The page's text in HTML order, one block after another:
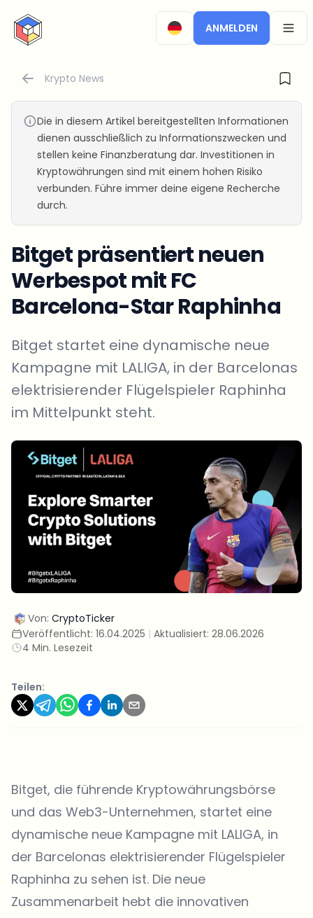
CryptoTicker
ANMELDEN
Krypto News
Die in diesem Artikel bereitgestellten Informationen
dienen ausschließlich zu Informationszwecken und
stellen keine Finanzberatung dar. Investitionen in
Kryptowährungen sind mit einem hohen Risiko
verbunden. Führe immer deine eigene Recherche
durch.
Bitget präsentiert neuen
Werbespot mit FC
Barcelona-Star Raphinha
Bitget startet eine dynamische neue
Kampagne mit LALIGA, in der Barcelonas
elektrisierender Flügelspieler Raphinha
im Mittelpunkt steht.
Von: CryptoTicker
Veröffentlicht: 16.04.2025 | Aktualisiert: 28.06.2026
4 Min. Lesezeit
Teilen:
Bitget, die führende Kryptowährungsbörse
und das Web3-Unternehmen, startet eine
dynamische neue Kampagne mit LALIGA, in
der Barcelonas elektrisierender Flügelspieler
Raphinha zu sehen ist. Die neue
Zusammenarbeit hebt die innovativen